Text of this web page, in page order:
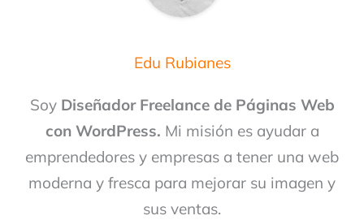
Edu Rubianes
Soy Diseñador Freelance de Páginas Web
con WordPress. Mi misión es ayudar a
emprendedores y empresas a tener una web
moderna y fresca para mejorar su imagen y
sus ventas.